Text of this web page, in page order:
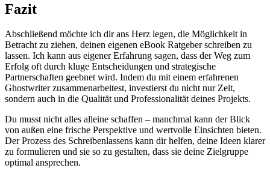
Fazit
Abschließend‍ möchte ich dir ans Herz legen, die Möglichkeit in
‍Betracht zu ziehen, deinen ⁣eigenen⁣ eBook Ratgeber schreiben ​zu⁤
lassen. ​Ich kann ‍aus eigener Erfahrung sagen, ‌dass der Weg zum⁤
Erfolg ⁣oft durch kluge Entscheidungen und strategische
Partnerschaften geebnet wird. Indem du mit einem ​erfahrenen⁤
Ghostwriter zusammenarbeitest,⁣ investierst du‍ nicht nur Zeit, ​
sondern auch ​in die Qualität und ‌Professionalität ‌deines Projekts.⁢
Du musst ​nicht ⁤alles ⁤alleine⁢ schaffen – ​manchmal kann der Blick
von ‍außen ⁤eine frische Perspektive und wertvolle‌ Einsichten bieten. ​
Der Prozess des Schreibenlassens kann dir helfen, deine Ideen klarer‌
zu formulieren und sie so zu‍ gestalten, dass sie ⁢deine Zielgruppe
optimal ansprechen.